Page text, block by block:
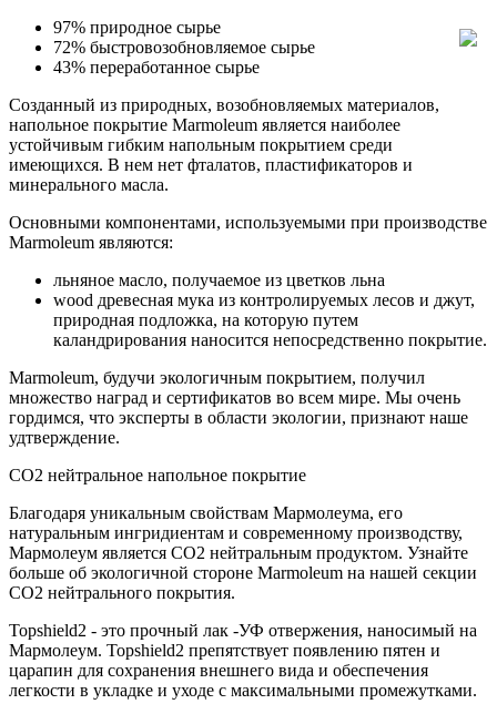
97% природное сырье
72% быстровозобновляемое сырье
43% переработанное сырье
Созданный из природных, возобновляемых материалов,
напольное покрытие Marmoleum является наиболее
устойчивым гибким напольным покрытием среди
имеющихся. В нем нет фталатов, пластификаторов и
минерального масла.
Основными компонентами, используемыми при производстве
Marmoleum являются:
льняное масло, получаемое из цветков льна
wood древесная мука из контролируемых лесов и джут,
природная подложка, на которую путем
каландрирования наносится непосредственно покрытие.
Marmoleum, будучи экологичным покрытием, получил
множество наград и сертификатов во всем мире. Мы очень
гордимся, что эксперты в области экологии, признают наше
удтверждение.
CO2 нейтральное напольное покрытие
Благодаря уникальным свойствам Мармолеума, его
натуральным ингридиентам и современному производству,
Мармолеум является CO2 нейтральным продуктом. Узнайте
больше об экологичной стороне Marmoleum на нашей секции
CO2 нейтрального покрытия.
Topshield2 - это прочный лак -УФ отвержения, наносимый на
Мармолеум. Topshield2 препятствует появлению пятен и
царапин для сохранения внешнего вида и обеспечения
легкости в укладке и уходе с максимальными промежутками.